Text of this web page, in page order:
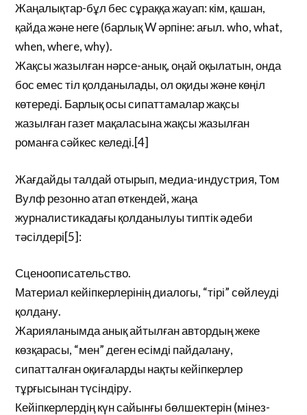
Жаңалықтар-бұл бес сұраққа жауап: кім, қашан,
қайда және неге (барлық W әрпіне: ағыл. who, what,
when, where, why).
Жақсы жазылған нәрсе-анық, оңай оқылатын, онда
бос емес тіл қолданылады, ол оқиды және көңіл
көтереді. Барлық осы сипаттамалар жақсы
жазылған газет мақаласына жақсы жазылған
романға сәйкес келеді.[4]
Жағдайды талдай отырып, медиа-индустрия, Том
Вулф резонно атап өткендей, жаңа
журналистикадағы қолданылуы типтік әдеби
тәсілдері[5]:
Сценоописательство.
Материал кейіпкерлерінің диалогы, “тірі” сөйлеуді
қолдану.
Жарияланымда анық айтылған автордың жеке
көзқарасы, “мен” деген есімді пайдалану,
сипатталған оқиғаларды нақты кейіпкерлер
тұрғысынан түсіндіру.
Кейіпкерлердің күн сайынғы бөлшектерін (мінез-